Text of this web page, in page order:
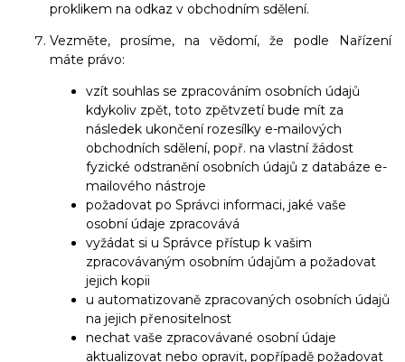
proklikem na odkaz v obchodním sdělení.
Vezměte, prosíme, na vědomí, že podle Nařízení
máte právo:
vzít souhlas se zpracováním osobních údajů
kdykoliv zpět, toto zpětvzetí bude mít za
následek ukončení rozesílky e-mailových
obchodních sdělení, popř. na vlastní žádost
fyzické odstranění osobních údajů z databáze e-
mailového nástroje
požadovat po Správci informaci, jaké vaše
osobní údaje zpracovává
vyžádat si u Správce přístup k vašim
zpracovávaným osobním údajům a požadovat
jejich kopii
u automatizovaně zpracovaných osobních údajů
na jejich přenositelnost
nechat vaše zpracovávané osobní údaje
aktualizovat nebo opravit, popřípadě požadovat